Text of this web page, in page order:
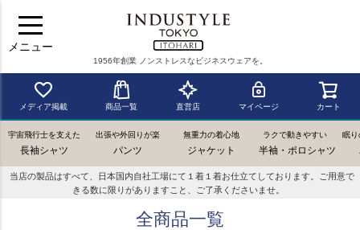
メニュー
1956年創業 ノンストレスなビジネスウェアを。
メディア掲載 商品一覧 直営店 マイページ カート
宇宙飛行士を支えた
長袖シャツ
出張や外回りが楽
パンツ
無重力の着心地
ジャケット
ラクで動きやすい
半袖・ポロシャツ
眠り
当店の製品はすべて、日本国内自社工場にて１着１着お仕立てしております。ご用意で
きる数に限りがありますこと、ご了承くださいませ。
全商品一覧